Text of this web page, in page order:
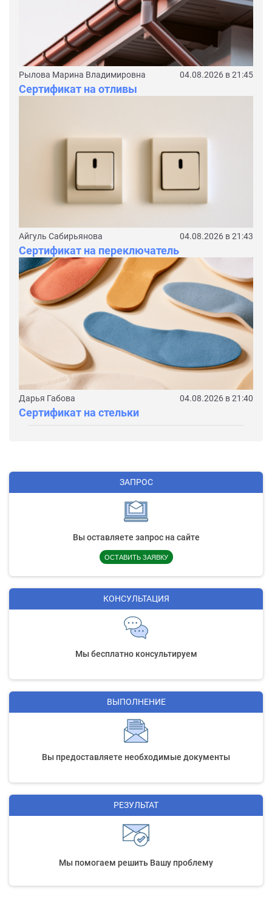
Рылова Марина Владимировна 04.08.2026 в 21:45
Сертификат на отливы
Айгуль Сабирьянова 04.08.2026 в 21:43
Сертификат на переключатель
Дарья Габова 04.08.2026 в 21:40
Сертификат на стельки
ЗАПРОС
Вы оставляете запрос на сайте
ОСТАВИТЬ ЗАЯВКУ
КОНСУЛЬТАЦИЯ
Мы бесплатно консультируем
ВЫПОЛНЕНИЕ
Вы предоставляете необходимые документы
РЕЗУЛЬТАТ
Мы помогаем решить Вашу проблему